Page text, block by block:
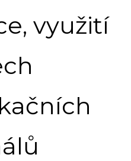
využití